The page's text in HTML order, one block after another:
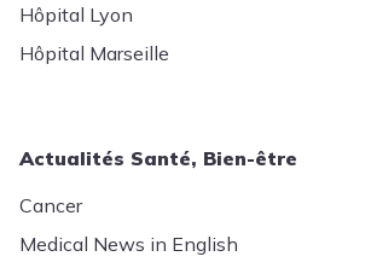
Hôpital Lyon
Hôpital Marseille
Actualités Santé, Bien-être
Cancer
Medical News in English